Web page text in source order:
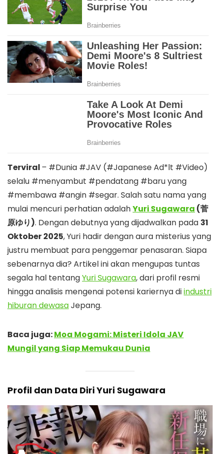
Terviral – #Dunia #JAV (#Japanese Ad*lt #Video)
selalu #menyambut #pendatang #baru yang
#membawa #angin #segar. Salah satu nama yang
mulai mencuri perhatian adalahYuri Sugawara (菅
原ゆり). Dengan debutnya yang dijadwalkan pada 31
Oktober 2025, Yuri hadir dengan aura misterius yang
justru membuat para penggemar penasaran. Siapa
sebenarnya dia? Artikel ini akan mengupas tuntas
segala hal tentangYuri Sugawara, dari profil resmi
hingga analisis mengenai potensi kariernya diindustri
hiburan dewasaJepang.
Baca juga:Moa Mogami: Misteri Idola JAV
Mungil yang Siap Memukau Dunia
Profil dan Data Diri Yuri Sugawara